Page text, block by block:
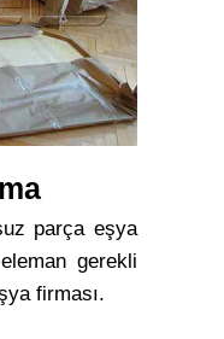
parça eşya
gerekli
firması.